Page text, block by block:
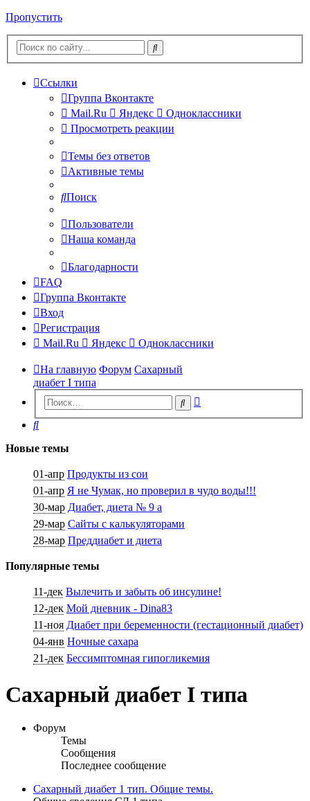
Пропустить
Ссылки
Группа Вконтакте
Mail.Ru
Яндекс
Одноклассники
Просмотреть реакции
Темы без ответов
Активные темы
Поиск
Пользователи
Наша команда
Благодарности
FAQ
Группа Вконтакте
Вход
Регистрация
Mail.Ru
Яндекс Одноклассники
На главную Форум Сахарный
диабет I типа
Поиск
Поиск
Новые темы
01-апр Продукты из сои
01-апр Я не Чумак, но проверил в чудо воды!!!
30-мар Диабет, диета № 9 а
29-мар Сайты с калькуляторами
28-мар Преддиабет и диета
Популярные темы
11-дек Вылечить и забыть об инсулине!
12-дек Мой дневник - Dina83
11-ноя Диабет при беременности (гестационный диабет)
04-янв Ночные сахара
21-дек Бессимптомная гипогликемия
Сахарный диабет I типа
Форум
Темы
Сообщения
Последнее сообщение
Сахарный диабет 1 тип. Общие темы.